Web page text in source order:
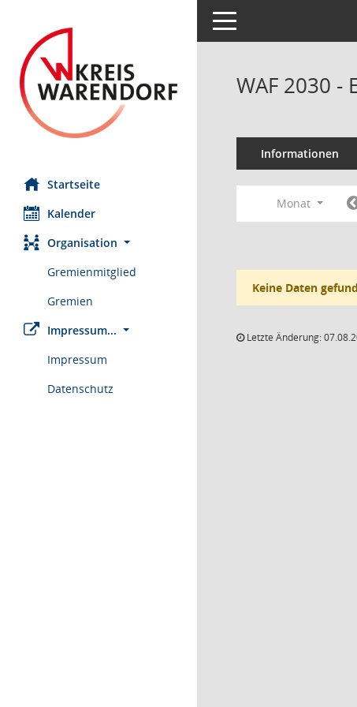
Startseite
Kalender
Organisation
Gremienmitglied
Gremien
Impressum...
Impressum
Datenschutz
Toggle navigation
WAF 2030
Informationen
Monat
Keine Daten
Letzte Änderung: